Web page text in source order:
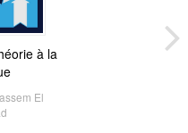
à la
El